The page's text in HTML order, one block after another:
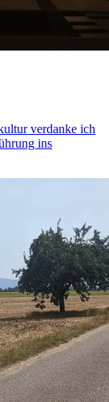
verdanke ich
ins